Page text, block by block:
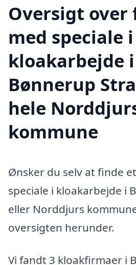
Oversigt
med speciale i
kloakarbejde i
Bønnerup
hele
kommune
Ønsker du selv at finde
speciale i kloakarbejde i
eller Norddjurs
oversigten herunder.
Vi fandt 3 kloakfirmaer i